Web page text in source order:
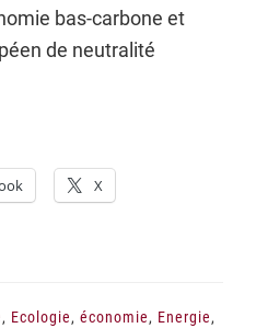
bas-carbone et
de neutralité
X
, Ecologie, économie, Energie,